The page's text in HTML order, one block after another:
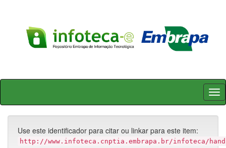
Skip
Use este identificador para citar ou linkar para este item:
http://www.infoteca.cnptia.embrapa.br/infoteca/